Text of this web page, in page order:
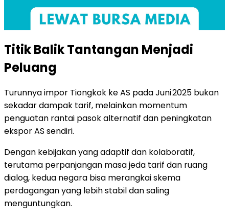
Titik Balik Tantangan Menjadi
Peluang
Turunnya impor Tiongkok ke AS pada Juni 2025 bukan
sekadar dampak tarif, melainkan momentum
penguatan rantai pasok alternatif dan peningkatan
ekspor AS sendiri.
Dengan kebijakan yang adaptif dan kolaboratif,
terutama perpanjangan masa jeda tarif dan ruang
dialog, kedua negara bisa merangkai skema
perdagangan yang lebih stabil dan saling
menguntungkan.